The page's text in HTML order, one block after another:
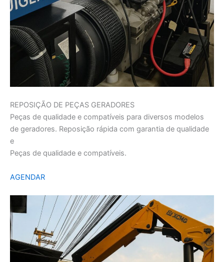
REPOSIÇÃO DE PEÇAS GERADORES
Peças de qualidade e compatíveis para diversos modelos
de geradores. Reposição rápida com garantia de qualidade
e
Peças de qualidade e compatíveis.
AGENDAR